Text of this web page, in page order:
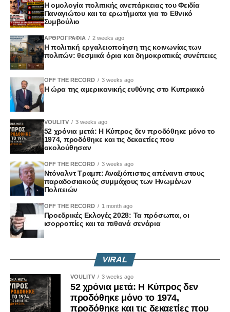
Η ομολογία πολιτικής ανεπάρκειας του Φειδία
Παναγιώτου και τα ερωτήματα για το Εθνικό
Συμβούλιο
ΑΡΘΡΟΓΡΑΦΙΑ 2 weeks ago
Η πολιτική εργαλειοποίηση της κοινωνίας των
πολιτών: θεσμικά όρια και δημοκρατικές συνέπειες
OFF THE RECORD 3 weeks ago
Η ώρα της αμερικανικής ευθύνης στο Κυπριακό
VOULITV 3 weeks ago
52 χρόνια μετά: Η Κύπρος δεν προδόθηκε μόνο το
1974, προδόθηκε και τις δεκαετίες που
ακολούθησαν
OFF THE RECORD 3 weeks ago
Ντόναλντ Τραμπ: Αναξιόπιστος απέναντι στους
παραδοσιακούς συμμάχους των Ηνωμένων
Πολιτειών
OFF THE RECORD 1 month ago
Προεδρικές Εκλογές 2028: Τα πρόσωπα, οι
ισορροπίες και τα πιθανά σενάρια
VIRAL
VOULITV 3 weeks ago
52 χρόνια μετά: Η Κύπρος δεν
προδόθηκε μόνο το 1974,
προδόθηκε και τις δεκαετίες που